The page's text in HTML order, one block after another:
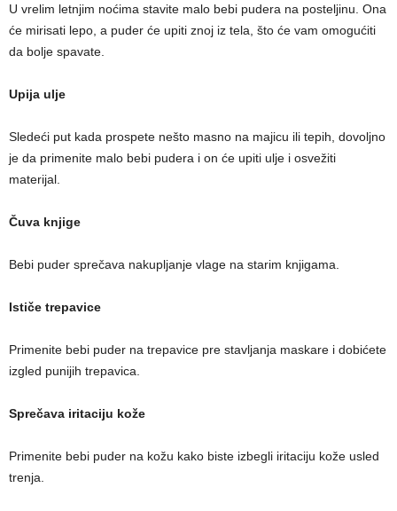
U vrelim letnjim noćima stavite malo bebi pudera na posteljinu. Ona
će mirisati lepo, a puder će upiti znoj iz tela, što će vam omogućiti
da bolje spavate.
Upija ulje
Sledeći put kada prospete nešto masno na majicu ili tepih, dovoljno
je da primenite malo bebi pudera i on će upiti ulje i osvežiti
materijal.
Čuva knjige
Bebi puder sprečava nakupljanje vlage na starim knjigama.
Ističe trepavice
Primenite bebi puder na trepavice pre stavljanja maskare i dobićete
izgled punijih trepavica.
Sprečava iritaciju kože
Primenite bebi puder na kožu kako biste izbegli iritaciju kože usled
trenja.